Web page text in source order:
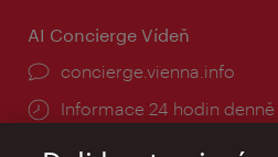
AI Concierge Vídeň
concierge.vienna.info
Informace 24 hodin denně